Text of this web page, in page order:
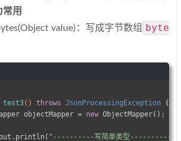
用
value)：写成字节数组 byte
test3() throws JsonProcessingException {
objectMapper =
new ObjectMapper();
"----------写简单类型----------"